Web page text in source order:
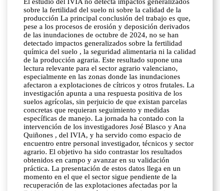
sobre la fertilidad del suelo ni sobre la calidad de la
producción La principal conclusión del trabajo es que,
pese a los procesos de erosión y deposición derivados
de las inundaciones de octubre de 2024, no se han
detectado impactos generalizados sobre la fertilidad
química del suelo , la seguridad alimentaria ni la calidad
de la producción agraria. Este resultado supone una
lectura relevante para el sector agrario valenciano,
especialmente en las zonas donde las inundaciones
afectaron a explotaciones de cítricos y otros frutales. La
investigación apunta a una respuesta positiva de los
suelos agrícolas, sin perjuicio de que existan parcelas
concretas que requieran seguimiento y medidas
específicas de manejo. La jornada ha contado con la
intervención de los investigadores José Blasco y Ana
Quiñones , del IVIA, y ha servido como espacio de
encuentro entre personal investigador, técnicos y sector
agrario. El objetivo ha sido contrastar los resultados
obtenidos en campo y avanzar en su validación
práctica. La presentación de estos datos llega en un
momento en el que el sector sigue pendiente de la
recuperación de las explotaciones afectadas por la